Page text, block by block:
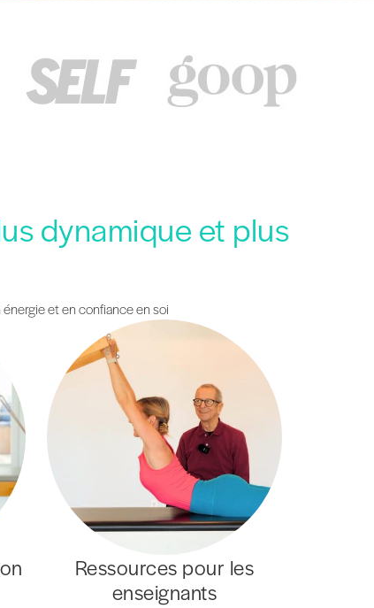
dynamique et plus
et en confiance en soi
Ressources pour les
enseignants